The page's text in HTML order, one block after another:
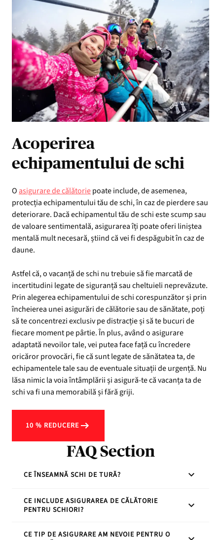
Acoperirea
echipamentului de schi
O asigurare de călătoriepoate include, de asemenea,
protecția echipamentului tău de schi, în caz de pierdere sau
deteriorare. Dacă echipamentul tău de schi este scump sau
de valoare sentimentală, asigurarea îți poate oferi liniștea
mentală mult necesară, știind că vei fi despăgubit în caz de
daune.
Astfel că, o vacanță de schi nu trebuie să fie marcată de
incertitudini legate de siguranță sau cheltuieli neprevăzute.
Prin alegerea echipamentului de schi corespunzător și prin
încheierea unei asigurări de călătorie sau de sănătate, poți
să te concentrezi exclusiv pe distracție și să te bucuri de
fiecare moment pe pârtie. În plus, având o asigurare
adaptată nevoilor tale, vei putea face față cu încredere
oricăror provocări, fie că sunt legate de sănătatea ta, de
echipamentele tale sau de eventuale situații de urgență. Nu
lăsa nimic la voia întâmplării și asigură-te că vacanța ta de
schi va fi una memorabilă și fără griji.
10 % REDUCERE
FAQ Section
CE ÎNSEAMNĂ SCHI DE TURĂ?
Schiul de tură implică urcarea unui munte cu
schiurile și coborârea pe pârtii neamenajate, în
CE INCLUDE ASIGURAREA DE CĂLĂTORIE
PENTRU SCHIORI?
Asigurarea de călătorie pentru schiori include
CE TIP DE ASIGURARE AM NEVOIE PENTRU O